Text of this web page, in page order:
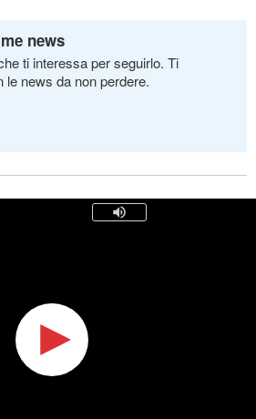
news
ti interessa per seguirlo. Ti
le news da non perdere.